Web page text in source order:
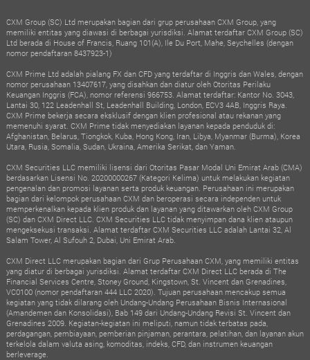
CXM Group (SC) Ltd merupakan bagian dari grup perusahaan CXM Group, yang
memiliki entitas yang diawasi di berbagai yurisdiksi. Alamat terdaftar CXM Group (SC)
Ltd berada di House of Francis, Ruang 101(A), Ile Du Port, Mahe, Seychelles (dengan
nomor pendaftaran 8437923-1)
CXM Prime Ltd adalah pialang FX dan CFD yang terdaftar di Inggris dan Wales, dengan
nomor perusahaan 13407617, yang disahkan dan diatur oleh Otoritas Perilaku
Keuangan Inggris (FCA), nomor referensi 966753. Alamat terdaftar: Kantor No. 3043,
Lantai 30, 122 Leadenhall St, Leadenhall Building, London, ECV3 4AB, Inggris Raya.
CXM Prime bekerja secara eksklusif dengan klien profesional atau rekanan yang
memenuhi syarat. CXM Prime tidak menyediakan layanan kepada penduduk di:
Afghanistan, Belarus, Tiongkok, Kuba, Hong Kong, Iran, Libya, Myanmar (Burma), Korea
Utara, Rusia, Somalia, Sudan, Ukraina, Amerika Serikat, dan Yaman.
CXM Securities LLC memiliki lisensi dari Otoritas Pasar Modal Uni Emirat Arab (CMA)
berdasarkan Lisensi No. 20200000267 (Kategori Kelima) untuk melakukan kegiatan
pengenalan dan promosi layanan serta produk keuangan. Perusahaan ini merupakan
bagian dari kelompok perusahaan CXM dan beroperasi secara independen untuk
memperkenalkan kepada klien produk dan layanan yang ditawarkan oleh CXM Group
(SC) dan CXM Direct LLC. CXM Securities LLC tidak menyimpan dana klien ataupun
mengeksekusi transaksi. Alamat terdaftar CXM Securities LLC adalah Lantai 32, Al
Salam Tower, Al Sufouh 2, Dubai, Uni Emirat Arab.
CXM Direct LLC merupakan bagian dari Grup Perusahaan CXM, yang memiliki entitas
yang diatur di berbagai yurisdiksi. Alamat terdaftar CXM Direct LLC berada di The
Financial Services Centre, Stoney Ground, Kingstown, St. Vincent dan Grenadines,
VC0100 (nomor pendaftaran 444 LLC 2020). Tujuan perusahaan mencakup semua
kegiatan yang tidak dilarang oleh Undang-Undang Perusahaan Bisnis Internasional
(Amandemen dan Konsolidasi), Bab 149 dari Undang-Undang Revisi St. Vincent dan
Grenadines 2009. Kegiatan-kegiatan ini meliputi, namun tidak terbatas pada,
perdagangan, pembiayaan, pemberian pinjaman, perantara, pelatihan, dan layanan akun
terkelola dalam valuta asing, komoditas, indeks, CFD, dan instrumen keuangan
berleverage.